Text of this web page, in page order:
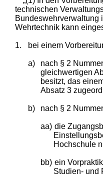
technischen
Bundeswehrverwaltung
Wehrtechnik kann
1. bei einem
a)
nach § 2
gleichwertigen
besitzt, das
Absatz 3
b) nach § 2
aa) die
Hochschule
bb) ein
Studien- und